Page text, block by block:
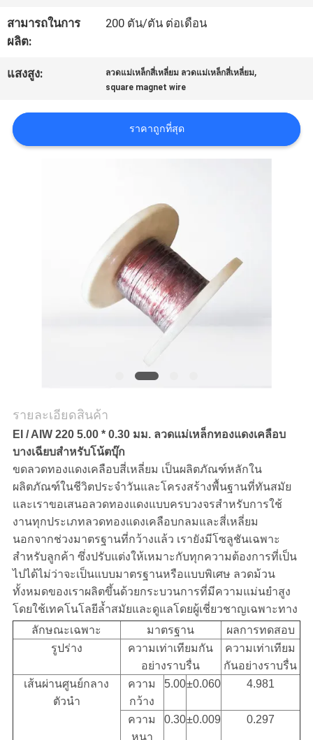
ติดต่อ
เรา
ขอ
สามารถในการ
ผลิต:
200 ตัน/ตัน ต่อเดือน
แสงสูง: ลวดแม่เหล็กสี่เหลี่ยม ลวดแม่เหล็กสี่เหลี่ยม,
square magnet wire
ราคาถูกที่สุด
รายละเอียดสินค้า
EI / AIW 220 5.00 * 0.30 มม. ลวดแม่เหล็กทองแดงเคลือบ
บางเฉียบสำหรับโน้ตบุ๊ก
ขดลวดทองแดงเคลือบสี่เหลี่ยม เป็นผลิตภัณฑ์หลักใน
ผลิตภัณฑ์ในชีวิตประจำวันและโครงสร้างพื้นฐานที่ทันสมัย ​​
และเราขอเสนอลวดทองแดงแบบครบวงจรสำหรับการใช้
งานทุกประเภทลวดทองแดงเคลือบกลมและสี่เหลี่ยม
นอกจากช่วงมาตรฐานที่กว้างแล้ว เรายังมีโซลูชันเฉพาะ
สำหรับลูกค้า ซึ่งปรับแต่งให้เหมาะกับทุกความต้องการที่เป็น
ไปได้ไม่ว่าจะเป็นแบบมาตรฐานหรือแบบพิเศษ ลวดม้วน
ทั้งหมดของเราผลิตขึ้นด้วยกระบวนการที่มีความแม่นยำสูง
โดยใช้เทคโนโลยีล้ำสมัยและดูแลโดยผู้เชี่ยวชาญเฉพาะทาง
ลักษณะเฉพาะ
มาตรฐาน
ผลการทดสอบ
รูปร่าง
ความเท่าเทียมกัน
อย่างราบรื่น
ความเท่าเทียม
กันอย่างราบรื่น
เส้นผ่านศูนย์กลาง
ตัวนำ
ความ
กว้าง
5.00±0.060 4.981
ความ
หนา
0.30±0.009 0.297